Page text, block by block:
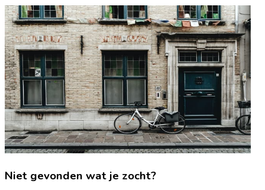
Niet gevonden wat je zocht?